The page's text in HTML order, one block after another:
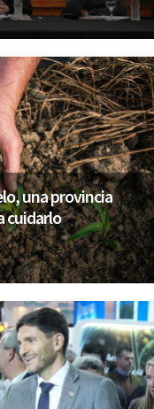
una provincia
cuidarlo